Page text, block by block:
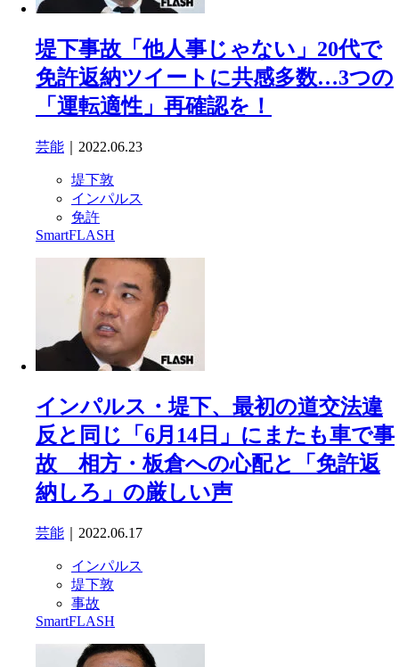
堤下事故「他人事じゃない」20代で
免許返納ツイートに共感多数…3つの
「運転適性」再確認を！
芸能 ｜2022.06.23
堤下敦
インパルス
免許
SmartFLASH
インパルス・堤下、最初の道交法違
反と同じ「6月14日」にまたも車で事
故 相方・板倉への心配と「免許返
納しろ」の厳しい声
芸能 ｜2022.06.17
インパルス
堤下敦
事故
SmartFLASH